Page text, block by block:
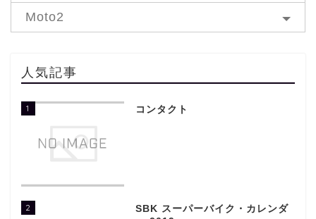
Moto2
人気記事
1 コンタクト
2
SBK スーパーバイク・カレンダ